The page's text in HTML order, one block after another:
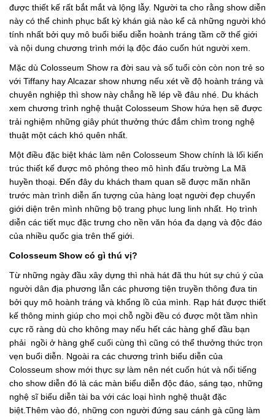
được thiết kế rất bắt mắt và lộng lẫy. Người ta cho rằng show diễn
này có thể chinh phục bất kỳ khán giả nào kể cả những người khó
tính nhất bởi quy mô buổi biểu diễn hoành tráng tầm cỡ thế giới
và nội dung chương trình mới lạ độc đáo cuốn hút người xem.
Mặc dù Colosseum Show ra đời sau và số tuổi còn còn non trẻ so
với Tiffany hay Alcazar show nhưng nếu xét về độ hoành tráng và
chuyên nghiệp thì show này chẳng hề lép về đâu nhé. Du khách
xem chương trình nghệ thuật Colosseum Show hứa hẹn sẽ được
trải nghiệm những giây phút thưởng thức đắm chìm trong nghệ
thuật một cách khó quên nhất.
Một điều đặc biệt khác làm nên Colosseum Show chính là lối kiến
trúc thiết kế được mô phỏng theo mô hình đấu trường La Mã
huyền thoại. Đến đây du khách tham quan sẽ được mãn nhãn
trước màn trình diễn ấn tượng của hàng loạt người đẹp chuyển
giới diện trên mình những bộ trang phục lung linh nhất. Họ trình
diễn các tiết mục đặc trưng cho nền văn hóa đa dạng và độc đáo
của nhiều quốc gia trên thế giới.
Colosseum Show có gì thú vị?
Từ những ngày đầu xây dựng thì nhà hát đã thu hút sự chú ý của
người dân địa phương lẫn các phương tiện truyền thông đưa tin
bởi quy mô hoành tráng và khổng lồ của mình. Rạp hát được thiết
kế thông minh giúp cho mọi chỗ ngồi đều có được một tầm nhìn
cực rõ ràng dù cho không may nếu hết các hàng ghế đầu bạn
phải ngồi ở hàng ghế cuối cùng thì cũng có thể thưởng thức trọn
vẹn buổi diễn. Ngoài ra các chương trình biểu diễn của
Colosseum show mới thực sự làm nên nét cuốn hút và nổi tiếng
cho show diễn đó là các màn biểu diễn độc đáo, sáng tạo, những
nghệ sĩ biểu diễn tài ba với các loại hình nghệ thuật đặc
biệt.Thêm vào đó, những con người đứng sau cánh gà cũng làm